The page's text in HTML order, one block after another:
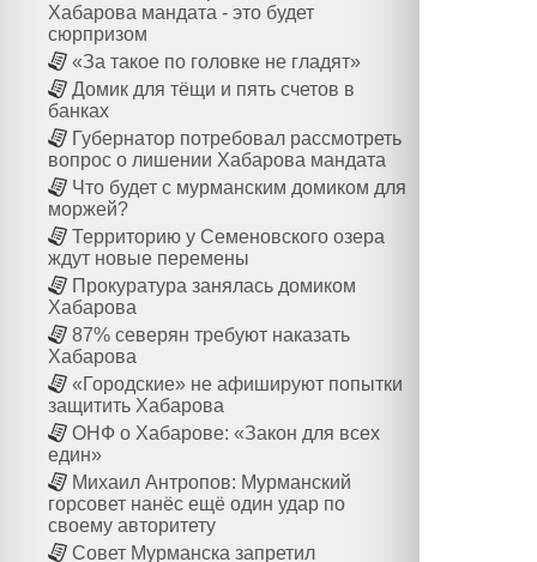
Хабарова мандата - это будет
сюрпризом
«За такое по головке не гладят»
Домик для тёщи и пять счетов в
банках
Губернатор потребовал рассмотреть
вопрос о лишении Хабарова мандата
Что будет с мурманским домиком для
моржей?
Территорию у Семеновского озера
ждут новые перемены
Прокуратура занялась домиком
Хабарова
87% северян требуют наказать
Хабарова
«Городские» не афишируют попытки
защитить Хабарова
ОНФ о Хабарове: «Закон для всех
един»
Михаил Антропов: Мурманский
горсовет нанёс ещё один удар по
своему авторитету
Совет Мурманска запретил